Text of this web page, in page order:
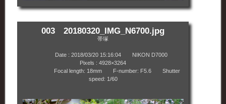
003 20180320_IMG_N6700.jpg
帯塚
Date : 2018/03/20 15:16:04 NIKON D7000
Pixels : 4928×3264
Focal length: 18mm F-number: F5.6 Shutter
speed: 1/60